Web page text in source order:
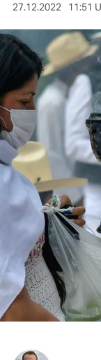
27.12.2022 11:51